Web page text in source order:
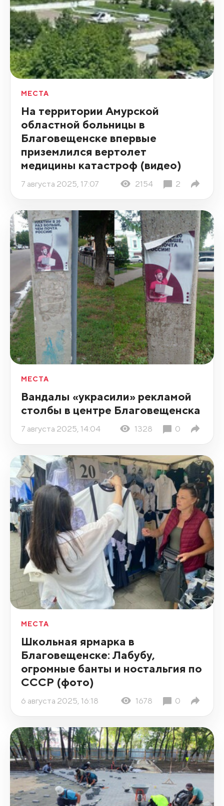
МЕСТА
На территории Амурской
областной больницы в
Благовещенске впервые
приземлился вертолет
медицины катастроф (видео)
7 августа 2025, 17:07 2154 2
МЕСТА
Вандалы «украсили» рекламой
столбы в центре Благовещенска
7 августа 2025, 14:04 1328 0
МЕСТА
Школьная ярмарка в
Благовещенске: Лабубу,
огромные банты и ностальгия по
СССР (фото)
6 августа 2025, 16:18 1678 0